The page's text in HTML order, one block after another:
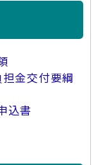
金交付要綱
込書